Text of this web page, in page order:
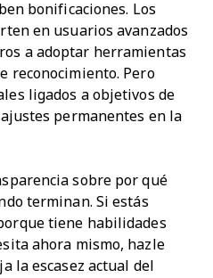
bonificaciones. Los
en usuarios avanzados
a adoptar herramientas
reconocimiento. Pero
ligados a objetivos de
permanentes en la
sobre por qué
terminan. Si estás
tiene habilidades
ahora mismo, hazle
la escasez actual del